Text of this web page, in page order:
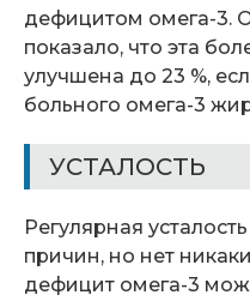
дефицитом омега-3.
показало, что эта
улучшена до 23 %,
больного омега-3
УСТАЛОСТЬ
Регулярная
причин, но нет
дефицит омега-3